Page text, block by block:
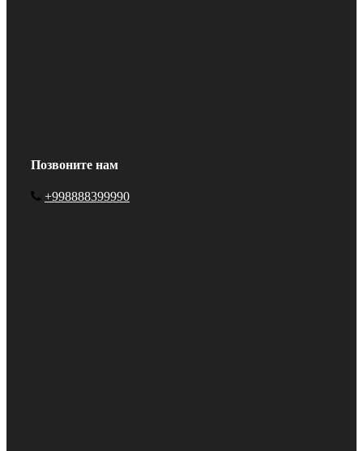
Позвоните нам
+998888399990